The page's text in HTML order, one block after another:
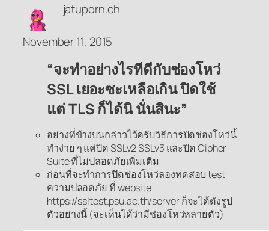
jatuporn.ch
November 11, 2015
“จะทำอย่างไรทีดีกับช่องโหว่
SSL เยอะซะเหลือเกิน ปิดใช้
แต่ TLS ก็ได้นิ นั่นสินะ”
อย่างที่ข้างบนกล่าวไว้ครับวิธีการปิดช่องโหว่นี้
ทำง่าย ๆ แค่ปิด SSLv2 SSLv3 และปิด Cipher
Suite ที่ไม่ปลอดภัยเพิ่มเติม
ก่อนที่จะทำการปิดช่องโหว่ลองทดสอบ test
ความปลอดภัย ที่ website
https://ssltest.psu.ac.th/server ก็จะได้ดังรูป
ตัวอย่างนี้ (จะเห็นได้ว่ามีช่องโหว่หลายตัว)